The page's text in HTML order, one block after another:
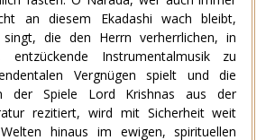
an diesem Ekadashi wach bleibt,
die den Herrn verherrlichen, in
entzückende Instrumentalmusik zu
Vergnügen spielt und die
der Spiele Lord Krishnas aus der
rezitiert, wird mit Sicherheit weit
hinaus im ewigen, spirituellen